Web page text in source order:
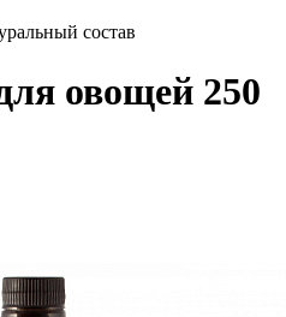
состав
овощей 250